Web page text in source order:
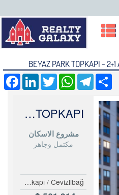
BEYAZ PARK TOPKAPI -
LinkedIn TwitterWhatsAppTelegram Share
BEYAZ PARK TOPKAPI
مشروع الاسكان
مكتمل وجاهز
Turkey Istanbul Fatih Topkapı / Cevizlibağ